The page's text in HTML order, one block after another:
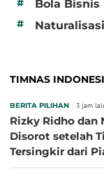
# Bola Bisnis
# Naturalisasi
TIMNAS
BERITA PILIHAN 3 jam
Rizky Ridho dan
Disorot setelah
Tersingkir dari